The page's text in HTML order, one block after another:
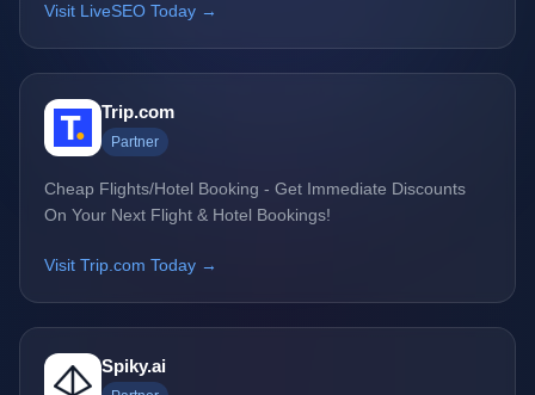
Visit LiveSEO Today →
Trip.com
Partner
Cheap Flights/Hotel Booking - Get Immediate Discounts
On Your Next Flight & Hotel Bookings!
Visit Trip.com Today →
Spiky.ai